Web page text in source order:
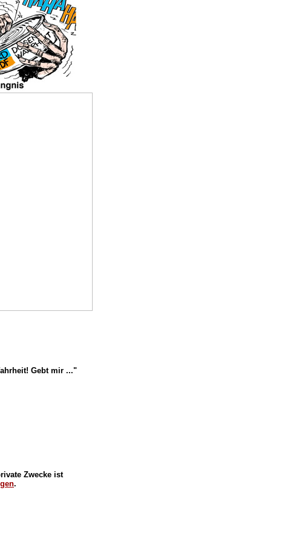
Gebt mir ..."
Zwecke ist
.